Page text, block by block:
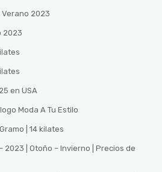
Verano 2023
2023
en USA
Moda A Tu Estilo
| 14 kilates
2023 | Otoño – Invierno | Precios de